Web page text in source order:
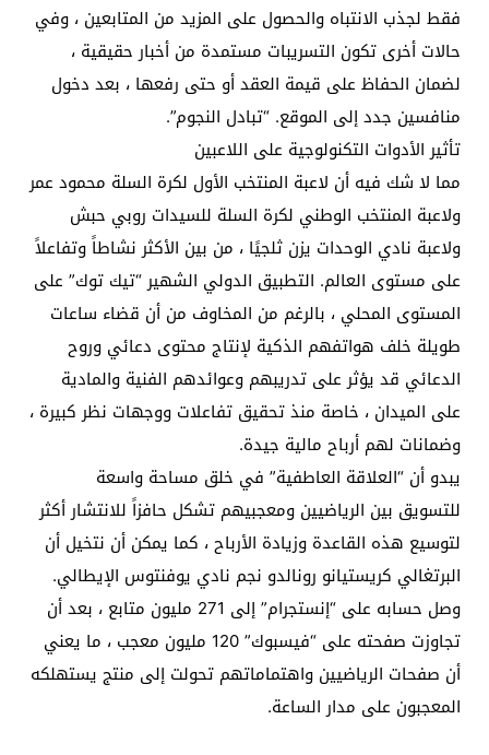
فقط لجذب الانتباه والحصول على المزيد من المتابعين ، وفي
حالات أخرى تكون التسريبات مستمدة من أخبار حقيقية ،
لضمان الحفاظ على قيمة العقد أو حتى رفعها ، بعد دخول
منافسين جدد إلى الموقع. “تبادل النجوم”.
تأثير الأدوات التكنولوجية على اللاعبين
مما لا شك فيه أن لاعبة المنتخب الأول لكرة السلة محمود عمر
ولاعبة المنتخب الوطني لكرة السلة للسيدات روبي حبش
ولاعبة نادي الوحدات يزن ثلجيًا ، من بين الأكثر نشاطاً وتفاعلاً
على مستوى العالم. التطبيق الدولي الشهير “تيك توك” على
المستوى المحلي ، بالرغم من المخاوف من أن قضاء ساعات
طويلة خلف هواتفهم الذكية لإنتاج محتوى دعائي وروح
الدعائي قد يؤثر على تدريبهم وعوائدهم الفنية والمادية
على الميدان ، خاصة منذ تحقيق تفاعلات ووجهات نظر كبيرة ،
وضمانات لهم أرباح مالية جيدة.
يبدو أن “العلاقة العاطفية” في خلق مساحة واسعة
للتسويق بين الرياضيين ومعجبيهم تشكل حافزاً للانتشار أكثر
لتوسيع هذه القاعدة وزيادة الأرباح ، كما يمكن أن نتخيل أن
البرتغالي كريستيانو رونالدو نجم نادي يوفنتوس الإيطالي.
وصل حسابه على “إنستجرام” إلى 271 مليون متابع ، بعد أن
تجاوزت صفحته على “فيسبوك” 120 مليون معجب ، ما يعني
أن صفحات الرياضيين واهتماماتهم تحولت إلى منتج يستهلكه
المعجبون على مدار الساعة.